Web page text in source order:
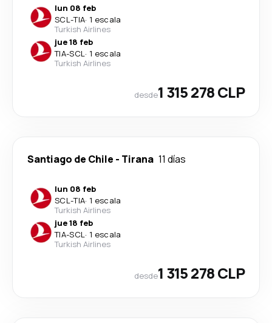
lun 08 feb
SCL-TIA· 1 escala
Turkish Airlines
jue 18 feb
TIA-SCL· 1 escala
Turkish Airlines
desde1 315 278 CLP
Santiago de Chile - Tirana 11 días
lun 08 feb
SCL-TIA· 1 escala
Turkish Airlines
jue 18 feb
TIA-SCL· 1 escala
Turkish Airlines
desde1 315 278 CLP